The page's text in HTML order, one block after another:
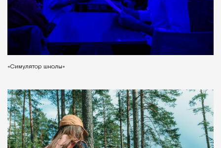
«Симулятор школы»